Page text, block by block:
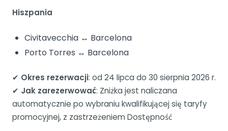
Hiszpania
Civitavecchia ↔ Barcelona
Porto Torres ↔ Barcelona
✔ Okres rezerwacji: od 24 lipca do 30 sierpnia 2026 r.
✔ Jak zarezerwować: Zniżka jest naliczana
automatycznie po wybraniu kwalifikującej się taryfy
promocyjnej, z zastrzeżeniem Dostępność